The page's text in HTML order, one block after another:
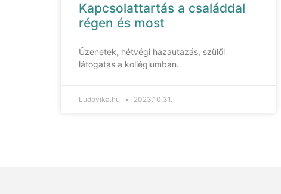
Kapcsolattartás a családdal
régen és most
Üzenetek, hétvégi hazautazás, szülői
látogatás a kollégiumban.
Ludovika.hu 2023.10.31.